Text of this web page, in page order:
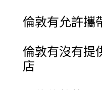
倫敦有允許攜
倫敦有沒有提
店